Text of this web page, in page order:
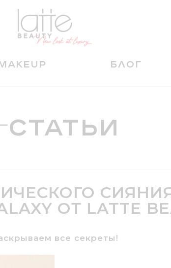
БЛОГ
СТАТЬИ
ОТ LATTE
все секреты!